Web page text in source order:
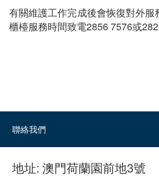
有關維護工作完成後會恢復對外
櫃檯服務時間致電2856 7576或
聯絡我們
地址: 澳門荷蘭園前地3號